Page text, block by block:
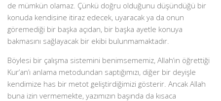
de mümkün olamaz. Çünkü doğru olduğunu düşündüğü bir
konuda kendisine itiraz edecek, uyaracak ya da onun
göremediği bir başka açıdan, bir başka ayetle konuya
bakmasını sağlayacak bir ekibi bulunmamaktadır.
Böylesi bir çalışma sistemini benimsememiz, Allah’ın öğrettiği
Kur’an’ı anlama metodundan saptığımızı, diğer bir deyişle
kendimize has bir metot geliştirdiğimizi gösterir. Ancak Allah
buna izin vermemekte, yazımızın başında da kısaca